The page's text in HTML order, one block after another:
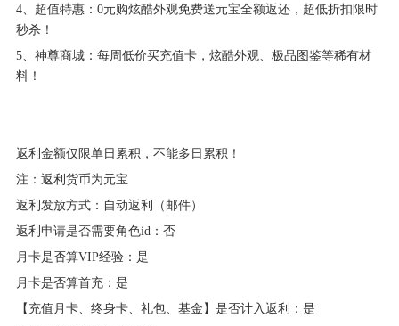
4、超值特惠：0元购炫酷外观免费送元宝全额返还，超低折扣限时
秒杀！
5、神尊商城：每周低价买充值卡，炫酷外观、极品图鉴等稀有材
料！
返利金额仅限单日累积，不能多日累积！
注：返利货币为元宝
返利发放方式：自动返利（邮件）
返利申请是否需要角色id：否
月卡是否算VIP经验：是
月卡是否算首充：是
【充值月卡、终身卡、礼包、基金】是否计入返利：是